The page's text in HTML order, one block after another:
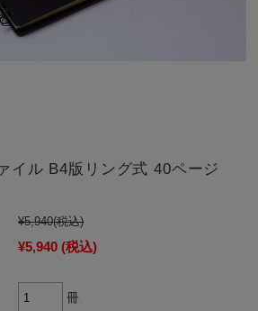
イル B4版リング式 40ページ
¥5,940(税込)
¥5,940 (税込)
冊